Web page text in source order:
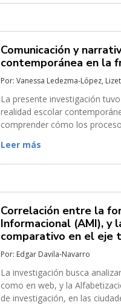
Comunicación y
contemporánea en la
Por: Vanessa Ledezma-López,
La presente investigación
realidad escolar
comprender cómo los
Leer más
Correlación entre la
Informacional (AMI), y
comparativo en el eje
Por: Edgar Davila-Navarro
La investigación busca
como en web, y la
de investigación, en las